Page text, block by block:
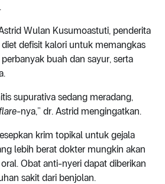
Wulan Kusumoastuti, penderita
defisit kalori untuk memangkas
buah dan sayur, serta
supurativa sedang meradang,
-nya,” dr. Astrid mengingatkan.
krim topikal untuk gejala
lebih berat dokter mungkin akan
Obat anti-nyeri dapat diberikan
sakit dari benjolan.